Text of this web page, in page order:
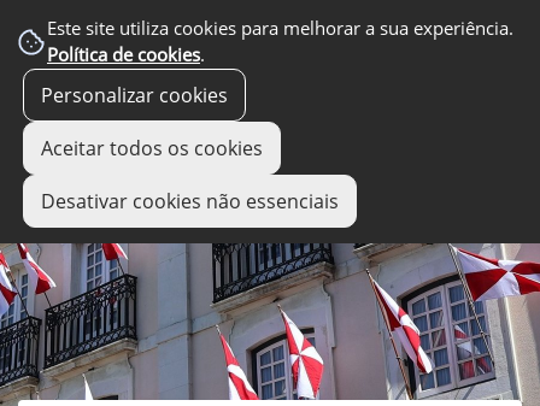
Este site utiliza cookies para melhorar a sua experiência.
Política de cookies.
Personalizar cookies
Aceitar todos os cookies
Desativar cookies não essenciais
links úteis